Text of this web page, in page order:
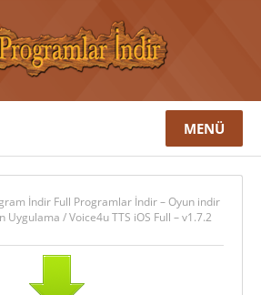
MENÜ
İndir Full Programlar İndir – Oyun indir
Uygulama /Voice4u TTS iOS Full – v1.7.2